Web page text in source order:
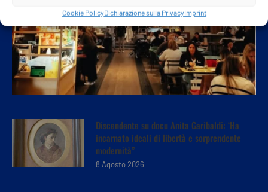
Cookie PolicyDichiarazione sulla PrivacyImprint
Discendente su docu Anita Garibaldi: ‘Ha
incarnato ideali di libertà e sorprendente
modernità”
8 Agosto 2026